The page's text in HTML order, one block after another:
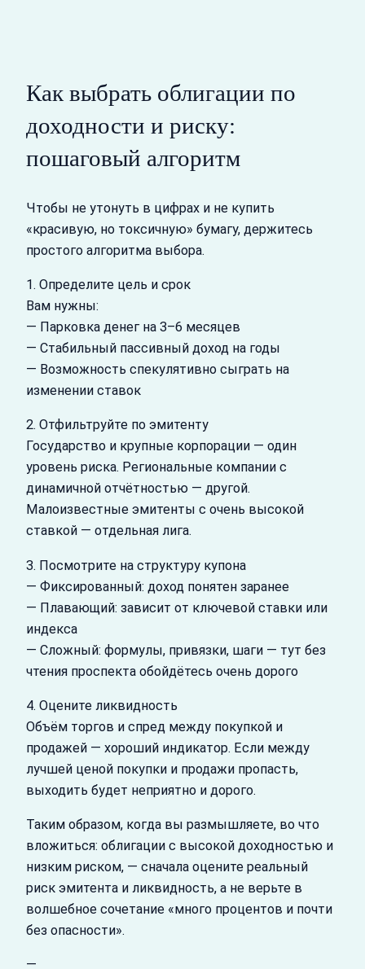
Как выбрать облигации по
доходности и риску:
пошаговый алгоритм
Чтобы не утонуть в цифрах и не купить
«красивую, но токсичную» бумагу, держитесь
простого алгоритма выбора.
1. Определите цель и срок
Вам нужны:
— Парковка денег на 3–6 месяцев
— Стабильный пассивный доход на годы
— Возможность спекулятивно сыграть на
изменении ставок
2. Отфильтруйте по эмитенту
Государство и крупные корпорации — один
уровень риска. Региональные компании с
динамичной отчётностью — другой.
Малоизвестные эмитенты с очень высокой
ставкой — отдельная лига.
3. Посмотрите на структуру купона
— Фиксированный: доход понятен заранее
— Плавающий: зависит от ключевой ставки или
индекса
— Сложный: формулы, привязки, шаги — тут без
чтения проспекта обойдётесь очень дорого
4. Оцените ликвидность
Объём торгов и спред между покупкой и
продажей — хороший индикатор. Если между
лучшей ценой покупки и продажи пропасть,
выходить будет неприятно и дорого.
Таким образом, когда вы размышляете, во что
вложиться: облигации с высокой доходностью и
низким риском, — сначала оцените реальный
риск эмитента и ликвидность, а не верьте в
волшебное сочетание «много процентов и почти
без опасности».
—